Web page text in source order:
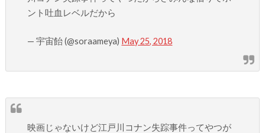
ント吐血レベルだから
— 宇宙飴 (@soraameya) May 25, 2018
映画じゃないけど江戸川コナン失踪事件ってやつが